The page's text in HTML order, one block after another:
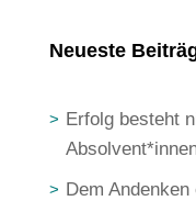
Neueste
Erfolg besteht
Dem